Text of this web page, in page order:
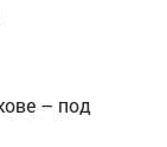
– под